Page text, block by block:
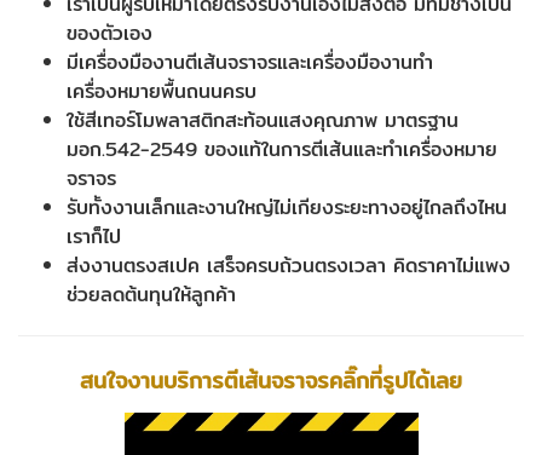
ของตัวเอง
มีเครื่องมืองานตีเส้นจราจรและเครื่องมืองานทำ
เครื่องหมายพื้นถนนครบ
ใช้สีเทอร์โมพลาสติกสะท้อนแสงคุณภาพ มาตรฐาน
มอก.542-2549 ของแท้ในการตีเส้นและทำเครื่องหมาย
จราจร
รับทั้งงานเล็กและงานใหญ่ไม่เกียงระยะทางอยู่ไกลถึงไหน
เราก็ไป
ส่งงานตรงสเปค เสร็จครบถ้วนตรงเวลา คิดราคาไม่แพง
ช่วยลดต้นทุนให้ลูกค้า
สนใจงานบริการตีเส้นจราจรคลิ๊กที่รูปได้เลย